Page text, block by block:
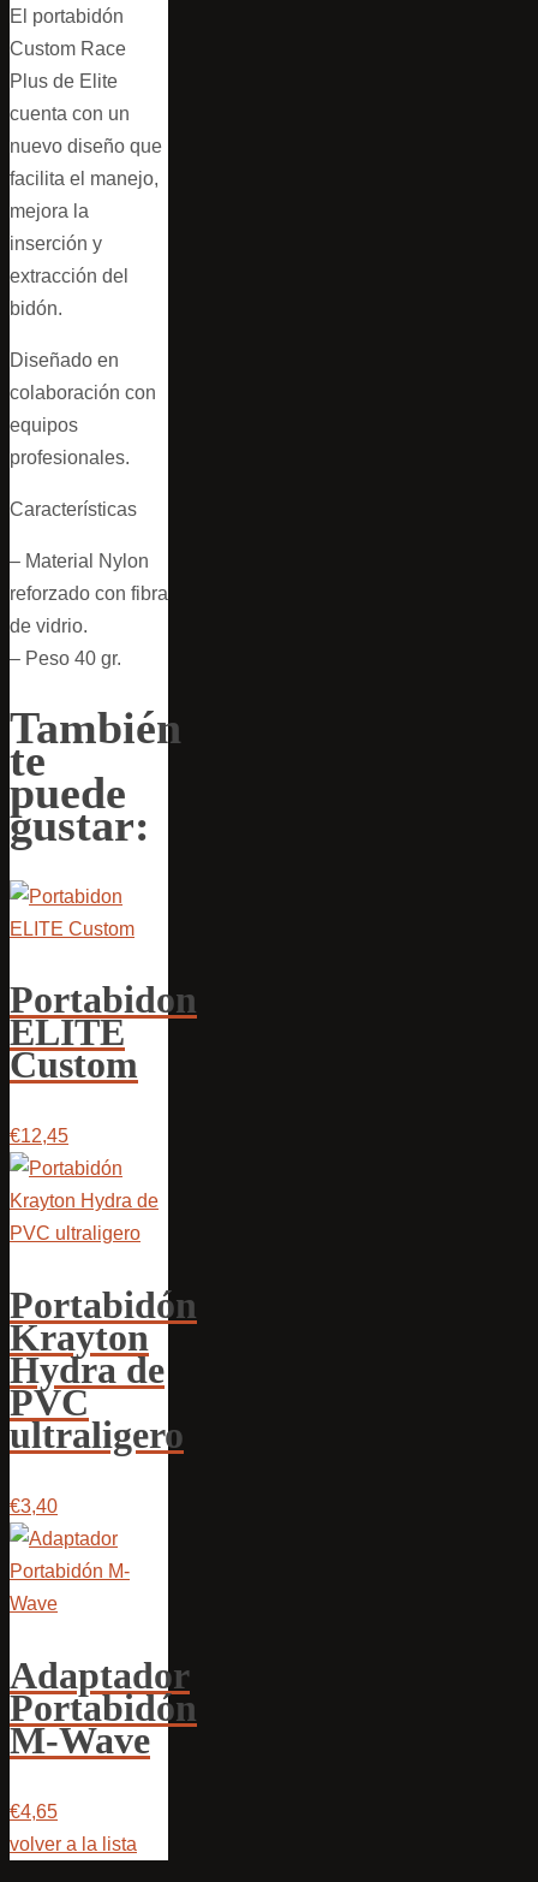
El portabidón
Custom Race
Plus de Elite
cuenta con un
nuevo diseño que
facilita el manejo,
mejora la
inserción y
extracción del
bidón.
Diseñado en
colaboración con
equipos
profesionales.
Características
– Material Nylon
reforzado con fibra
de vidrio.
– Peso 40 gr.
También
te
puede
gustar:
Portabidon
ELITE
Custom
€12,45
Portabidón
Krayton
Hydra de
PVC
ultraligero
€3,40
Adaptador
Portabidón
M-Wave
€4,65
volver a la lista